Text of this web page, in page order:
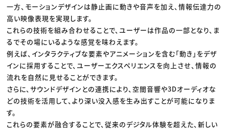
一方、モーションデザインは静止画に動きや音声を加え、情報伝達力の
高い映像表現を実現します。
これらの技術を組み合わせることで、ユーザーは作品の一部となり、ま
るでその場にいるような感覚を味わえます。
例えば、インタラクティブな要素やアニメーションを含む「動き」をデザ
インに採用することで、ユーザーエクスペリエンスを向上させ、情報の
流れを自然に見せることができます。
さらに、サウンドデザインとの連携により、空間音響や3Dオーディオな
どの技術を活用して、より深い没入感を生み出すことが可能になりま
す。
これらの要素が融合することで、従来のデジタル体験を超えた、新しい